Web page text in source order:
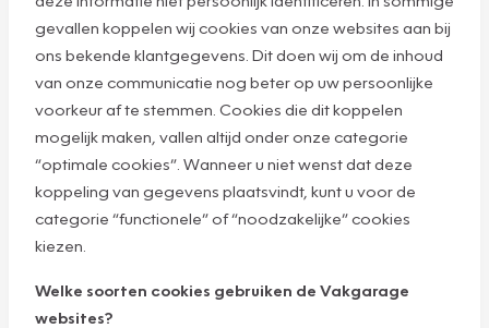
gevallen koppelen wij cookies van onze websites aan bij
ons bekende klantgegevens. Dit doen wij om de inhoud
van onze communicatie nog beter op uw persoonlijke
voorkeur af te stemmen. Cookies die dit koppelen
mogelijk maken, vallen altijd onder onze categorie
“optimale cookies”. Wanneer u niet wenst dat deze
koppeling van gegevens plaatsvindt, kunt u voor de
categorie “functionele” of “noodzakelijke” cookies
kiezen.
Welke soorten cookies gebruiken de Vakgarage
websites?